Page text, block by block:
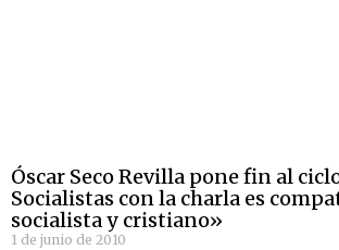
Óscar Seco Revilla pone fin al
Socialistas con la charla es
socialista y cristiano»
1 de junio de 2010